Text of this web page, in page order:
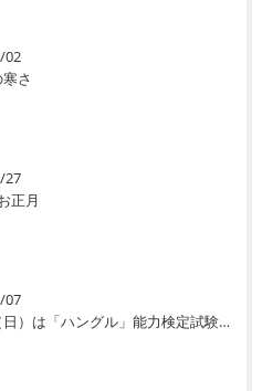
02
さ
27
正月
07
明日11/8（日）は「ハングル」能力検定試験です。